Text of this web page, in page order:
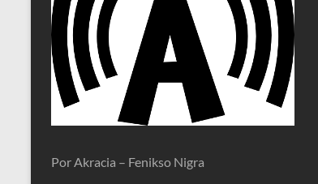
Por Akracia – Fenikso Nigra